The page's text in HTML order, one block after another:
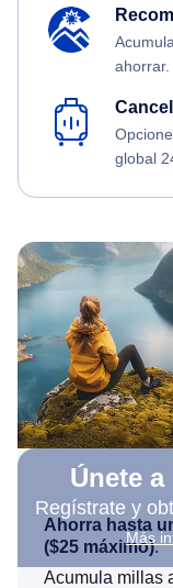
ahorrar.
global
Únete
Regístrate y
Más
Ahorra hasta
($25 máximo).
Acumula millas